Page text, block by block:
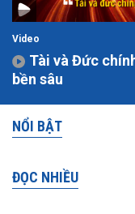
Video
Tài và Đức
bền sâu
NỔI BẬT
ĐỌC NHIỀU